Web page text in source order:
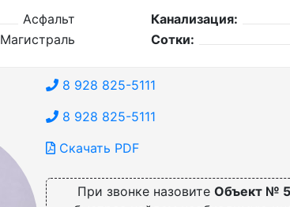
Асфальт
Магистраль
Канализация:
Сотки:
8 928 825-5111
8 928 825-5111
Скачать PDF
При звонке назовите Объект №